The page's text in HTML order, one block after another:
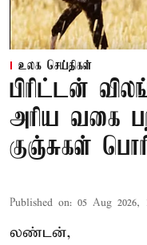
உலக செய்திகள்
பிரிட்டன்
அரிய வகை
குஞ்சுகள்
Published on: 05 Aug 2026,
லண்டன்,